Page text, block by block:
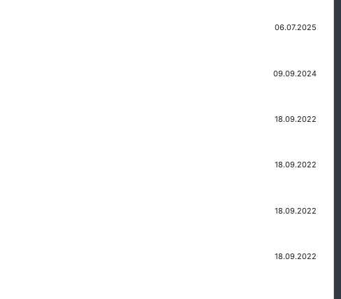
06.07.2025
09.09.2024
18.09.2022
18.09.2022
18.09.2022
18.09.2022